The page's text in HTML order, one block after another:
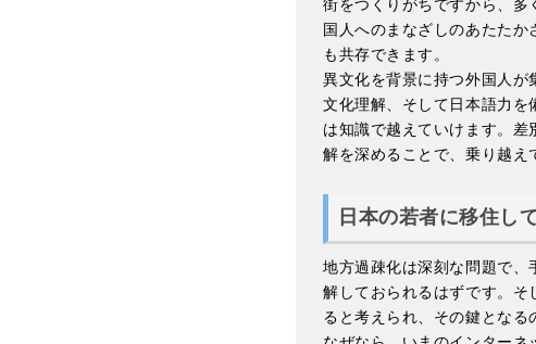
街をつくりがちですから、
国人へのまなざしのあたた
も共存できます。
異文化を背景に持つ外国人が
文化理解、そして日本語力
は知識で越えていけます。
解を深めることで、乗り越え
日本の若者に移住し
地方過疎化は深刻な問題で、
解しておられるはずです。そ
ると考えられ、その鍵となる